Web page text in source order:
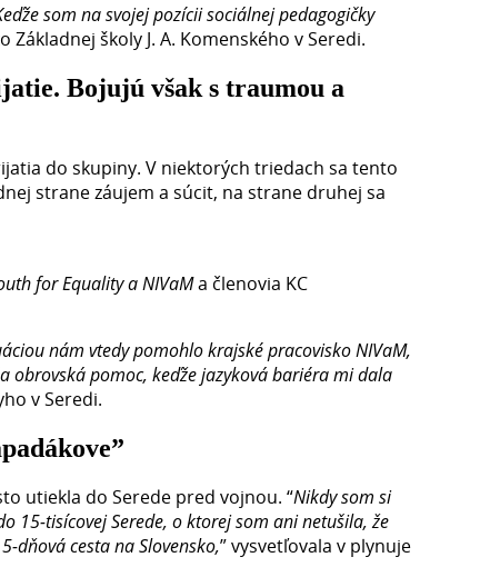
som na svojej pozícii sociálnej pedagogičky
školy J. A. Komenského v Seredi.
Bojujú však s traumou a
do skupiny. V niektorých triedach sa tento
strane záujem a súcit, na strane druhej sa
for Equality a NIVaMa členovia KC
nám vtedy pomohlo krajské pracovisko NIVaM,
obrovská pomoc, keďže jazyková bariéra mi dala
v Seredi.
utiekla do Serede pred vojnou. “Nikdy som si
15-tisícovej Serede, o ktorej som ani netušila, že
dňová cesta na Slovensko,” vysvetľovala v plynuje